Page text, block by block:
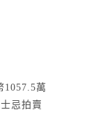
1057.5萬
忌拍賣